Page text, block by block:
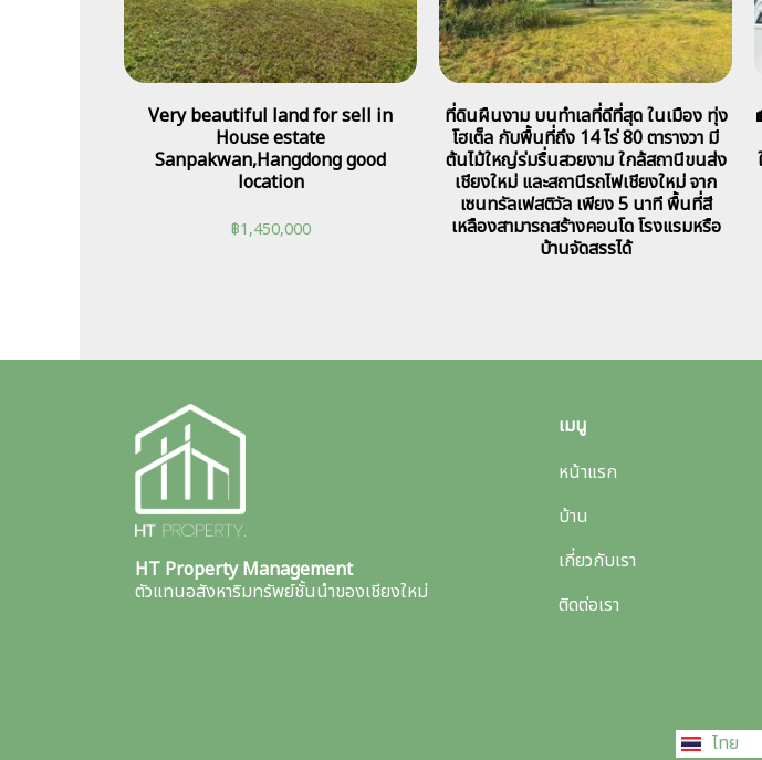
Very beautiful land for sell in
House estate
Sanpakwan,Hangdong good
location
฿1,450,000
ที่ดินผืนงาม บนทำเลที่ดีที่สุด ในเมือง ทุ่ง
โฮเต็ล กับพื้นที่ถึง 14 ไร่ 80 ตารางวา มี
ต้นไม้ใหญ่ร่มรื่นสวยงาม ใกล้สถานีขนส่ง
เชียงใหม่ และสถานีรถไฟเชียงใหม่ จาก
เซนทรัลเฟสติวัล เพียง 5 นาที พื้นที่สี
เหลืองสามารถสร้างคอนโด โรงแรมหรือ
บ้านจัดสรรได้
HT Property Management
ตัวแทนอสังหาริมทรัพย์ชั้นนำของเชียงใหม่
เมนู
หน้าแรก
บ้าน
เกี่ยวกับเรา
ติดต่อเรา
ไทย
中文